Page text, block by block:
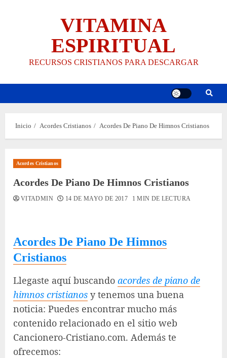
VITAMINA
ESPIRITUAL
RECURSOS CRISTIANOS PARA DESCARGAR
Inicio Acordes Cristianos Acordes De Piano De Himnos Cristianos
Acordes Cristianos
Acordes De Piano De Himnos Cristianos
VITADMIN 14 DE MAYO DE 2017 1 MIN DE LECTURA
Acordes De Piano De Himnos
Cristianos
Llegaste aquí buscando acordes de piano de
himnos cristianos y tenemos una buena
noticia: Puedes encontrar mucho más
contenido relacionado en el sitio web
Cancionero-Cristiano.com. Además te
ofrecemos: